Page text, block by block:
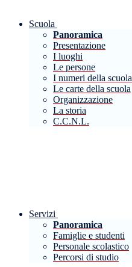
Scuola
Panoramica
Presentazione
I luoghi
Le persone
I numeri della scuola
Le carte della scuola
Organizzazione
La storia
C.C.N.L.
Servizi
Panoramica
Famiglie e studenti
Personale scolastico
Percorsi di studio